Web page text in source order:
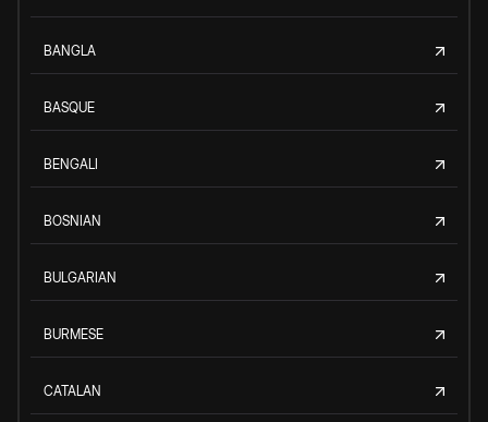
BANGLA
BASQUE
BENGALI
BOSNIAN
BULGARIAN
BURMESE
CATALAN